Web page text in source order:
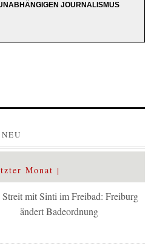
JOURNALISMUS
NEU
Monat
Streit mit Sinti im Freibad: Freiburg
ändert Badeordnung